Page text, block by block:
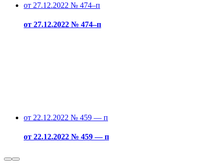
от 27.12.2022 № 474–п
от 27.12.2022 № 474–п
от 22.12.2022 № 459 — п
от 22.12.2022 № 459 — п